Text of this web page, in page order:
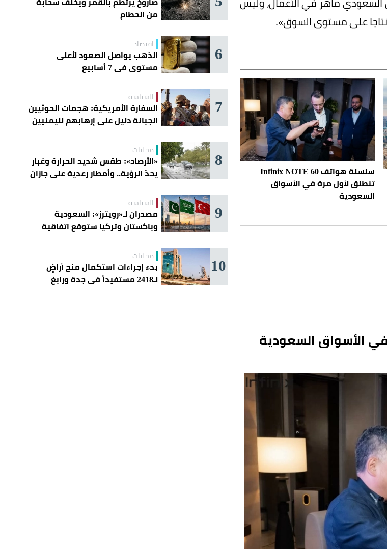
على مستوى السوق».
سلسلة هواتف Infinix NOTE 60
تنطلق لأول مرة في الأسواق
السعودية
من الحطام
6 اقتصاد
الذهب يواصل الصعود لأعلى
مستوى في 7 أسابيع
7 السياسة
السفارة الأمريكية: هجمات الحوثيين
الجبانة دليل على إرهابهم لليمنيين
8 محليات
«الأرصاد»: طقس شديد الحرارة وغبار
يحدّ الرؤية.. وأمطار رعدية على جازان
9 السياسة
مصدران لـ«رويترز»: السعودية
وباكستان وتركيا ستوقع اتفاقية
10 محليات
بدء إجراءات استكمال منح أراضٍ
لـ2418 مستفيداً في جدة ورابغ